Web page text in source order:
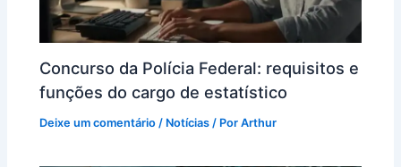
Concurso da Polícia Federal: requisitos e
funções do cargo de estatístico
Deixe um comentário / Notícias / PorArthur